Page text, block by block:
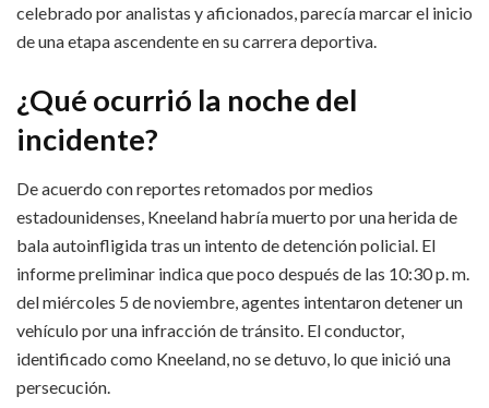
celebrado por analistas y aficionados, parecía marcar el inicio
de una etapa ascendente en su carrera deportiva.
¿Qué ocurrió la noche del
incidente?
De acuerdo con reportes retomados por medios
estadounidenses, Kneeland habría muerto por una herida de
bala autoinfligida tras un intento de detención policial. El
informe preliminar indica que poco después de las 10:30 p. m.
del miércoles 5 de noviembre, agentes intentaron detener un
vehículo por una infracción de tránsito. El conductor,
identificado como Kneeland, no se detuvo, lo que inició una
persecución.